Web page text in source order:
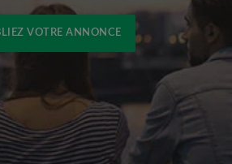
VOTRE ANNONCE
jamais sur votre page sans
votre accord